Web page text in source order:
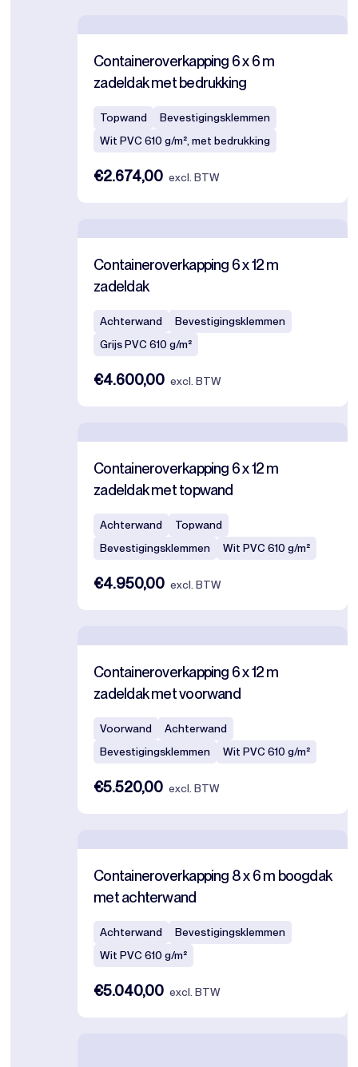
Containeroverkapping 6 x 6 m
zadeldak met bedrukking
Topwand
Bevestigingsklemmen
Wit PVC 610 g/m², met bedrukking
€2.674,00 excl. BTW
Containeroverkapping 6 x 12 m
zadeldak
Achterwand
Bevestigingsklemmen
Grijs PVC 610 g/m²
€4.600,00 excl. BTW
Containeroverkapping 6 x 12 m
zadeldak met topwand
Achterwand
Topwand
Bevestigingsklemmen
Wit PVC 610 g/m²
€4.950,00 excl. BTW
Containeroverkapping 6 x 12 m
zadeldak met voorwand
Voorwand
Achterwand
Bevestigingsklemmen
Wit PVC 610 g/m²
€5.520,00 excl. BTW
Containeroverkapping 8 x 6 m boogdak
met achterwand
Achterwand
Bevestigingsklemmen
Wit PVC 610 g/m²
€5.040,00 excl. BTW